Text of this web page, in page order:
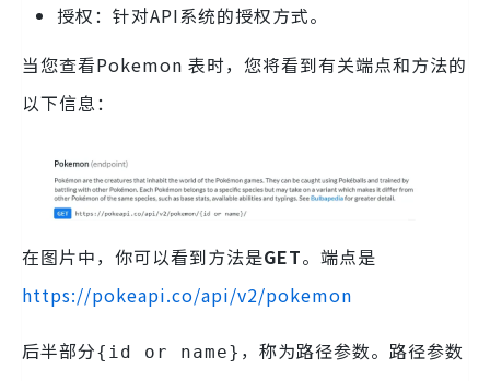
授权：针对API系统的授权方式。
当您查看Pokemon 表时，您将看到有关端点和方法的
以下信息：
在图片中，你可以看到方法是GET。端点是
https://pokeapi.co/api/v2/pokemon
后半部分{id or name} ，称为路径参数。路径参数